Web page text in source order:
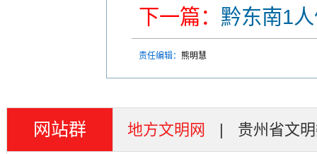
下一篇： 黔东南1
责任编辑： 熊明慧
网站群 地方文明网 | 贵州省文